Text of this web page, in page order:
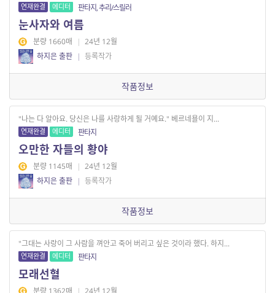
연재완결 에디터 판타지, 추리/스릴러
눈사자와 여름
분량 1660매 | 24년 12월
하지은 출판 | 등록작가
작품정보
"나는 다 알아요. 당신은 나를 사랑하게 될 거예요." 베르네욜이 지...
연재완결 에디터 판타지
오만한 자들의 황야
분량 1145매 | 24년 12월
하지은 출판 | 등록작가
작품정보
"그대는 사랑이 그 사람을 껴안고 죽어 버리고 싶은 것이라 했다. 하지...
연재완결 에디터 판타지
모래선혈
분량 1362매 | 24년 12월